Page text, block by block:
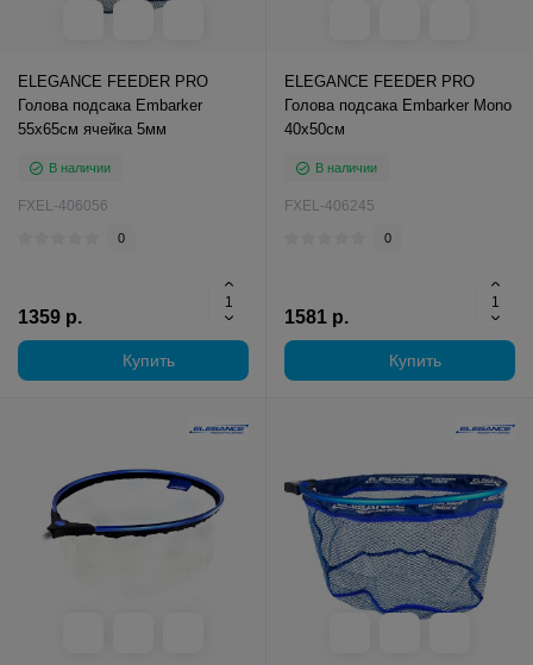
ELEGANCE FEEDER PRO
Голова подсака Embarker
55х65см ячейка 5мм
В наличии
FXEL-406056
0
1359 р.
Купить
ELEGANCE FEEDER PRO
Голова подсака Embarker Mono
40х50см
В наличии
FXEL-406245
0
1581 р.
Купить